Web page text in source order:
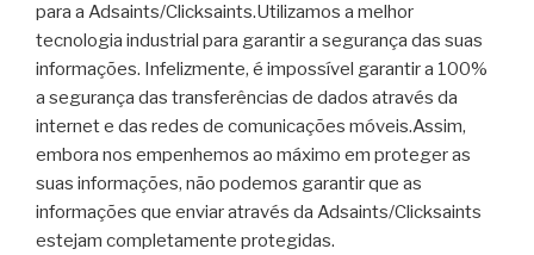
para a Adsaints/Clicksaints.Utilizamos a melhor
tecnologia industrial para garantir a segurança das suas
informações. Infelizmente, é impossível garantir a 100%
a segurança das transferências de dados através da
internet e das redes de comunicações móveis.Assim,
embora nos empenhemos ao máximo em proteger as
suas informações, não podemos garantir que as
informações que enviar através da Adsaints/Clicksaints
estejam completamente protegidas.